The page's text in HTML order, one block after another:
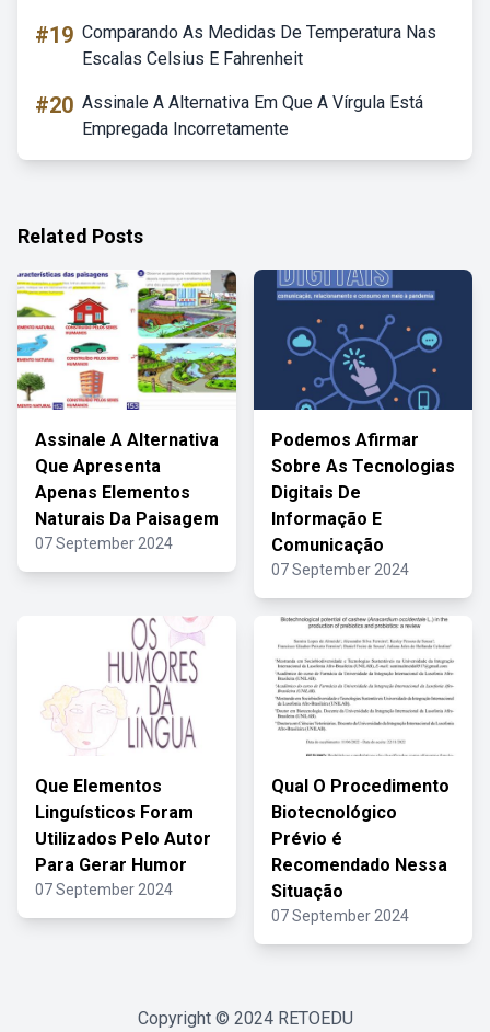
#19 Comparando As Medidas De Temperatura Nas
Escalas Celsius E Fahrenheit
#20 Assinale A Alternativa Em Que A Vírgula Está
Empregada Incorretamente
Related Posts
Assinale A Alternativa
Que Apresenta
Apenas Elementos
Naturais Da Paisagem
07 September 2024
Podemos Afirmar
Sobre As Tecnologias
Digitais De
Informação E
Comunicação
07 September 2024
Que Elementos
Linguísticos Foram
Utilizados Pelo Autor
Para Gerar Humor
07 September 2024
Qual O Procedimento
Biotecnológico
Prévio é
Recomendado Nessa
Situação
07 September 2024
Copyright © 2024 RETOEDU